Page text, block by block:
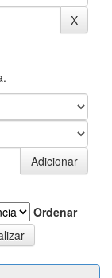
Ordenar